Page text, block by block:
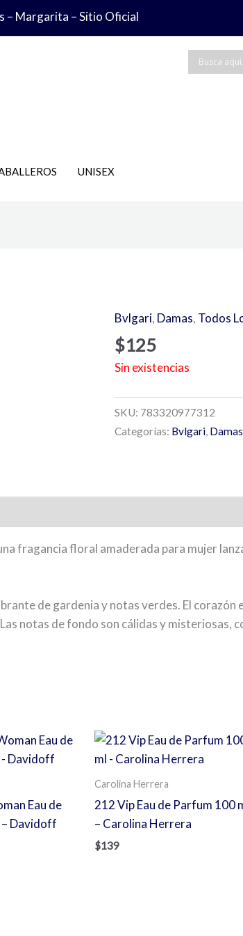
– Margarita – Sitio Oficial
UNISEX
Bvlgari, Damas, Todos
$125
Sin existencias
SKU: 783320977312
Categorías: Bvlgari, Damas
fragancia floral amaderada para mujer
de gardenia y notas verdes. El corazón
notas de fondo son cálidas y misteriosas,
Eau de
Davidoff
Carolina Herrera
212 Vip Eau de Parfum 100
– Carolina Herrera
$139